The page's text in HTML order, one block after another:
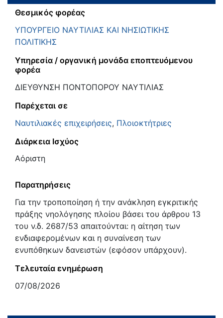
Θεσμικός φορέας
ΥΠΟΥΡΓΕΙΟ ΝΑΥΤΙΛΙΑΣ ΚΑΙ ΝΗΣΙΩΤΙΚΗΣ
ΠΟΛΙΤΙΚΗΣ
Υπηρεσία / οργανική μονάδα εποπτευόμενου
φορέα
ΔΙΕΥΘΥΝΣΗ ΠΟΝΤΟΠΟΡΟΥ ΝΑΥΤΙΛΙΑΣ
Παρέχεται σε
Ναυτιλιακές επιχειρήσεις, Πλοιοκτήτριες
Διάρκεια Ισχύος
Αόριστη
Παρατηρήσεις
Για την τροποποίηση ή την ανάκληση εγκριτικής
πράξης νηολόγησης πλοίου βάσει του άρθρου 13
του ν.δ. 2687/53 απαιτούνται: η αίτηση των
ενδιαφερομένων και η συναίνεση των
ενυπόθηκων δανειστών (εφόσον υπάρχουν).
Τελευταία ενημέρωση
07/08/2026